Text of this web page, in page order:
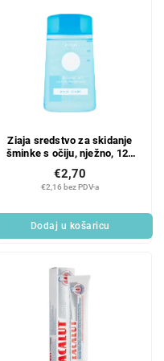
Ziaja sredstvo za skidanje
šminke s očiju, nježno, 120
ml
€2,16 bez PDV-a
€2,70
Dodaj u košaricu